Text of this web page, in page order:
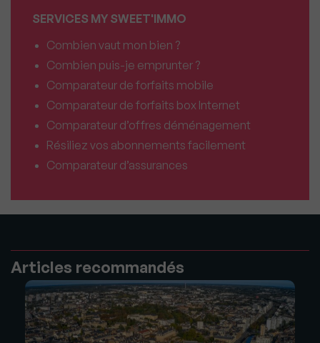
SERVICES MY SWEET'IMMO
Combien vaut mon bien ?
Combien puis-je emprunter ?
Comparateur de forfaits mobile
Comparateur de forfaits box Internet
Comparateur d’offres déménagement
Résiliez vos abonnements facilement
Comparateur d’assurances
Articles recommandés